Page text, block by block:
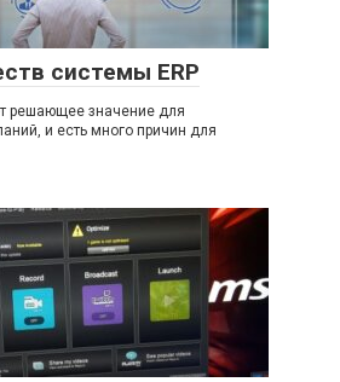
системы ERP
решающее значение для
и есть много причин для